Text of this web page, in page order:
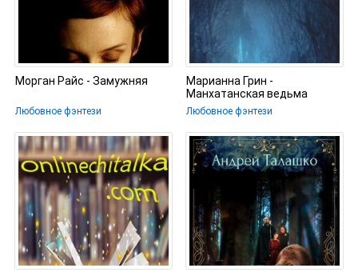
Морган Райс - Замужняя
Любовное фэнтези
Марианна Грин -
Манхатанская ведьма
Любовное фэнтези